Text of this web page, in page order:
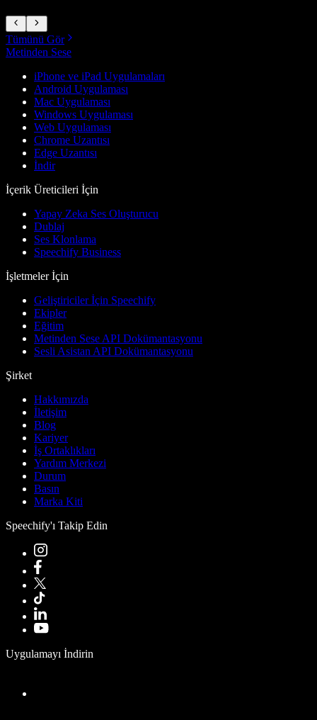
Tümünü Gör
Metinden Sese
iPhone ve iPad Uygulamaları
Android Uygulaması
Mac Uygulaması
Windows Uygulaması
Web Uygulaması
Chrome Uzantısı
Edge Uzantısı
İndir
İçerik Üreticileri İçin
Yapay Zeka Ses Oluşturucu
Dublaj
Ses Klonlama
Speechify Business
İşletmeler İçin
Geliştiriciler İçin Speechify
Ekipler
Eğitim
Metinden Sese API Dokümantasyonu
Sesli Asistan API Dokümantasyonu
Şirket
Hakkımızda
İletişim
Blog
Kariyer
İş Ortaklıkları
Yardım Merkezi
Durum
Basın
Marka Kiti
Speechify'ı Takip Edin
Uygulamayı İndirin